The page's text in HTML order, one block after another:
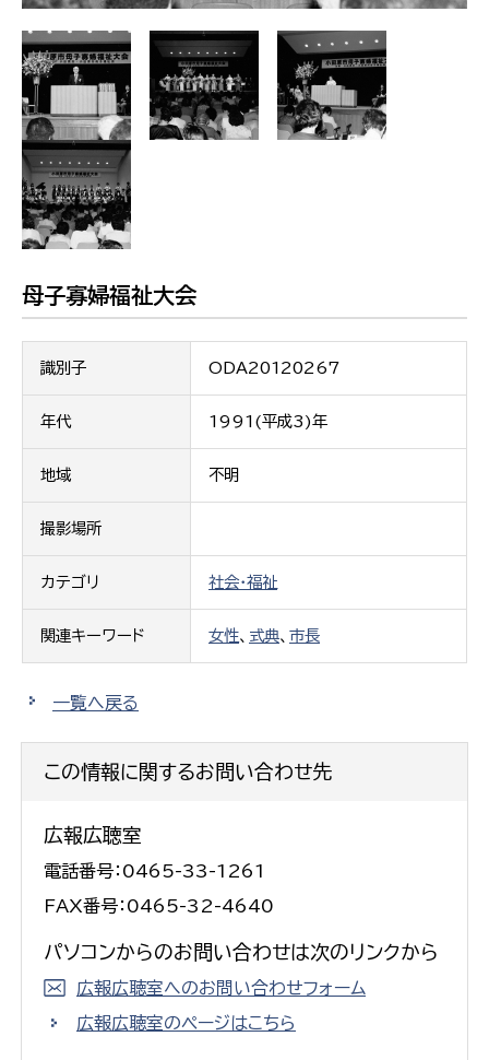
母子寡婦福祉大会
識別子 ODA20120267
年代 1991(平成3)年
地域 不明
撮影場所
カテゴリ 社会・福祉
関連キーワード 女性、 式典、 市長
一覧へ戻る
この情報に関するお問い合わせ先
広報広聴室
電話番号：0465-33-1261
FAX番号：0465-32-4640
パソコンからのお問い合わせは次のリンクから
広報広聴室へのお問い合わせフォーム
広報広聴室のページはこちら